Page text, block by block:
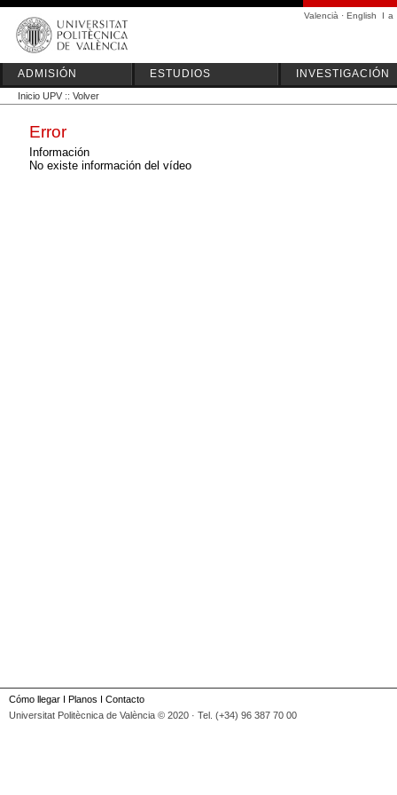
Valencià · English I a
ADMISIÓN ESTUDIOS INVESTIGACIÓN
Inicio UPV :: Volver
Error
Información
No existe información del vídeo
Cómo llegar I Planos I Contacto
Universitat Politècnica de València © 2020 · Tel. (+34) 96 387 70 00